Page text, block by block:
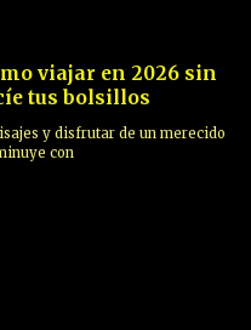
viajar en 2026 sin
tus bolsillos
y disfrutar de un merecido
con